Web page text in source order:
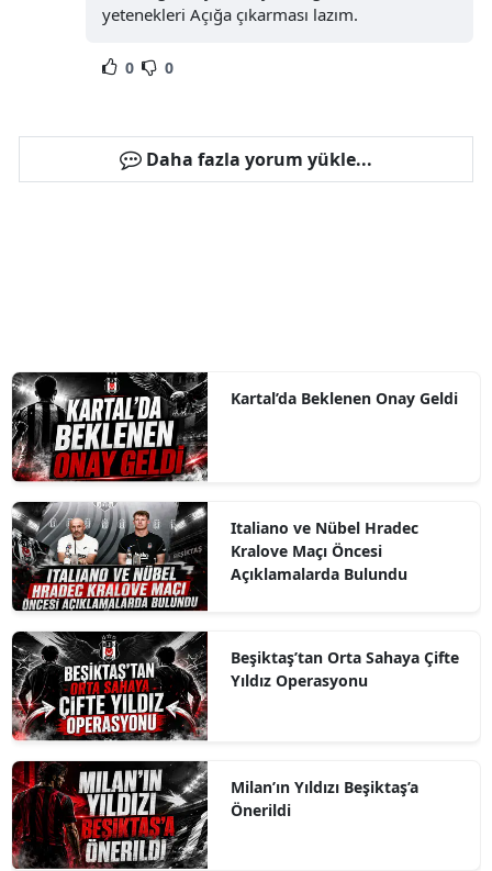
yetenekleri Açığa çıkarması lazım.
0 0
Daha fazla yorum yükle...
Kartal’da Beklenen Onay Geldi
Italiano ve Nübel Hradec
Kralove Maçı Öncesi
Açıklamalarda Bulundu
Beşiktaş’tan Orta Sahaya Çifte
Yıldız Operasyonu
Milan’ın Yıldızı Beşiktaş’a
Önerildi